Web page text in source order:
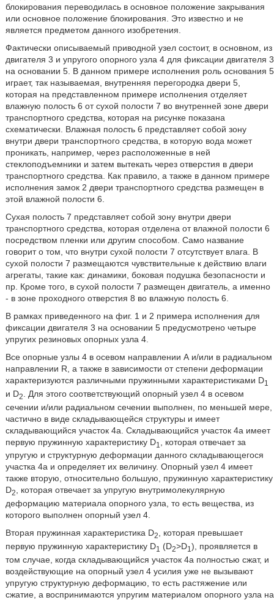
блокирования переводилась в основное положение закрывания
или основное положение блокирования. Это известно и не
является предметом данного изобретения.
Фактически описываемый приводной узел состоит, в основном, из
двигателя 3 и упругого опорного узла 4 для фиксации двигателя 3
на основании 5. В данном примере исполнения роль основания 5
играет, так называемая, внутренняя перегородка двери 5,
которая на представленном примере исполнения отделяет
влажную полость 6 от сухой полости 7 во внутренней зоне двери
транспортного средства, которая на рисунке показана
схематически. Влажная полость 6 представляет собой зону
внутри двери транспортного средства, в которую вода может
проникать, например, через расположенные в ней
стеклоподъемники и затем вытекать через отверстия в двери
транспортного средства. Как правило, а также в данном примере
исполнения замок 2 двери транспортного средства размещен в
этой влажной полости 6.
Сухая полость 7 представляет собой зону внутри двери
транспортного средства, которая отделена от влажной полости 6
посредством пленки или другим способом. Само название
говорит о том, что внутри сухой полости 7 отсутствует влага. В
сухой полости 7 размещаются чувствительные к действию влаги
агрегаты, такие как: динамики, боковая подушка безопасности и
пр. Кроме того, в сухой полости 7 размещен двигатель, а именно
- в зоне проходного отверстия 8 во влажную полость 6.
В рамках приведенного на фиг. 1 и 2 примера исполнения для
фиксации двигателя 3 на основании 5 предусмотрено четыре
упругих резиновых опорных узла 4.
Все опорные узлы 4 в осевом направлении А и/или в радиальном
направлении R, а также в зависимости от степени деформации
характеризуются различными пружинными характеристиками D1
и D2
. Для этого соответствующий опорный узел 4 в осевом
сечении и/или радиальном сечении выполнен, по меньшей мере,
частично в виде складывающейся структуры и имеет
складывающийся участок 4а. Складывающийся участок 4а имеет
первую пружинную характеристику D1
, которая отвечает за
упругую и структурную деформации данного складывающегося
участка 4а и определяет их величину. Опорный узел 4 имеет
также вторую, относительно большую, пружинную характеристику
D2, которая отвечает за упругую внутримолекулярную
деформацию материала опорного узла, то есть вещества, из
которого выполнен опорный узел 4.
Вторая пружинная характеристика D2
, которая превышает
первую пружинную характеристику D1 (D2>D1 ), проявляется в
том случае, когда складывающийся участок 4а полностью сжат, и
воздействующие на опорный узел 4 усилия уже не вызывают
упругую структурную деформацию, то есть растяжение или
сжатие, а воспринимаются упругим материалом опорного узла на